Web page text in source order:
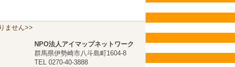
ません>>
NPO法人アイマップネットワーク
群馬県伊勢崎市八斗島町1604-8
TEL 0270-40-3888